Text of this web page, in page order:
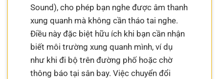
Sound), cho phép bạn nghe được âm thanh
xung quanh mà không cần tháo tai nghe.
Điều này đặc biệt hữu ích khi bạn cần nhận
biết môi trường xung quanh mình, ví dụ
như khi đi bộ trên đường phố hoặc chờ
thông báo tại sân bay. Việc chuyển đổi